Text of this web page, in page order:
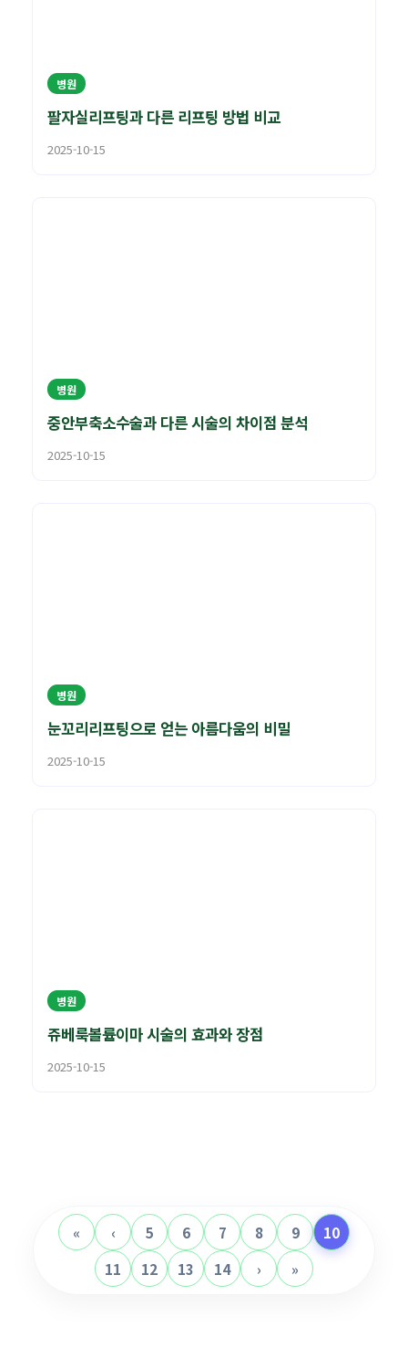
병원
팔자실리프팅과 다른 리프팅 방법 비교
2025-10-15
병원
중안부축소수술과 다른 시술의 차이점 분석
2025-10-15
병원
눈꼬리리프팅으로 얻는 아름다움의 비밀
2025-10-15
병원
쥬베룩볼륨이마 시술의 효과와 장점
2025-10-15
« ‹ 5 6 7 8 9
10
11
12 13 14 › »